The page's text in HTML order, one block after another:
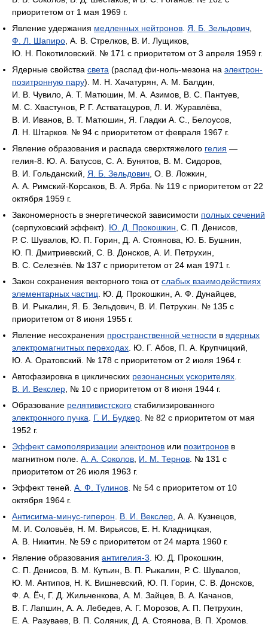
приоритетом от 1 мая 1969 г.
Явление удержания медленных нейтронов Я. Б. Зельдович
Ф. Л. Шапиро , А. В. Стрелков, В. И. Лущиков,
Ю. Н. Покотиловский. № 171 с приоритетом от 3 апреля 1959 г.
Ядерные свойства света (распад фи-ноль-мезона на электрон-
позитронную пару). М. Н. Хачатурян, А. М. Балдин,
И. В. Чувило, А. Т. Матюшин, М. А. Азимов, В. С. Пантуев,
М. С. Хвастунов, Р. Г. Астватацуров, Л. И. Журавлёва,
В. И. Иванов, В. Т. Матюшин, Я. Гладки А. С., Белоусов,
Л. Н. Штарков. № 94 с приоритетом от февраля 1967 г.
Явление образования и распада сверхтяжелого гелия —
гелия-8. Ю. А. Батусов, С. А. Бунятов, В. М. Сидоров,
В. И. Гольданский, Я. Б. Зельдович , О. В. Ложкин,
А. А. Римский-Корсаков, В. А. Ярба. № 119 с приоритетом от 22
октября 1959 г.
Закономерность в энергетической зависимости полных сечений
(серпуховский эффект). Ю. Д. Прокошкин , С. П. Денисов,
Р. С. Шувалов, Ю. П. Горин, Д. А. Стоянова, Ю. Б. Бушнин,
Ю. П. Дмитриевский, С. В. Донсков, А. И. Петрухин,
В. С. Селезнёв. № 137 с приоритетом от 24 мая 1971 г.
Закон сохранения векторного тока отслабых взаимодействиях
элементарных частиц . Ю. Д. Прокошкин, А. Ф. Дунайцев,
В. И. Рыкалин, Я. Б. Зельдович, В. И. Петрухин. № 135 с
приоритетом от 8 июня 1955 г.
Явление несохранения пространственной четности в ядерных
электромагнитных переходах . Ю. Г. Абов, П. А. Крупчицкий,
Ю. А. Оратовский. № 178 с приоритетом от 2 июля 1964 г.
Автофазировка в циклических резонансных ускорителях
В. И. Векслер , № 10 с приоритетом от 8 июня 1944 г.
Образование релятивистского стабилизированного
электронного пучка
Г. И. Будкер . № 82 с приоритетом от мая
1952 г.
Эффект самополяризации электронов или позитронов в
магнитном поле. А. А. Соколов И. М. Тернов . № 131 с
приоритетом от 26 июля 1963 г.
Эффект теней. А. Ф. Тулинов . № 54 с приоритетом от 10
октября 1964 г.
Антисигма-минус-гиперон
В. И. Векслер , А. А. Кузнецов,
М. И. Соловьёв, Н. М. Вирьясов, Е. Н. Кладницкая,
А. В. Никитин. № 59 с приоритетом от 24 марта 1960 г.
Явление образования антигелия-3 . Ю. Д. Прокошкин,
С. П. Денисов, В. М. Кутьин, В. П. Рыкалин, Р. С. Шувалов,
Ю. М. Антипов, Н. К. Вишневский, Ю. П. Горин, С. В. Донсков,
Ф. А. Ёч, Г. Д. Жильченкова, А. М. Зайцев, В. А. Качанов,
В. Г. Лапшин, А. А. Лебедев, А. Г. Морозов, А. П. Петрухин,
Е. А. Разуваев, В. П. Соляник, Д. А. Стоянова, В. П. Хромов.